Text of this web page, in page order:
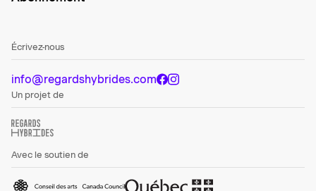
Écrivez-nous
info@regardshybrides.com
Un projet de
Avec le soutien de